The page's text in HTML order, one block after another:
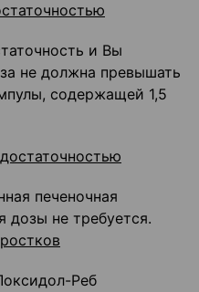
и Вы
не должна превышать
содержащей 1,5
печеночная
дозы не требуется.
Реб